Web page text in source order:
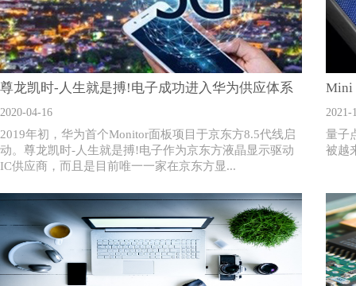
尊龙凯时-人生就是搏!电子成功进入华为供应体系
2020-04-16
2019年初，华为首个Monitor面板项目于京东方8.5代线启
动。尊龙凯时-人生就是搏!电子作为京东方液晶显示驱动
IC供应商，而且是目前唯一一家在京东方显...
2021-
量子
被越